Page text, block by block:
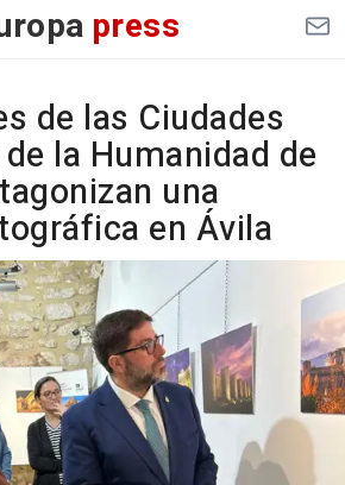
press
de las Ciudades
la Humanidad de
una
en Ávila